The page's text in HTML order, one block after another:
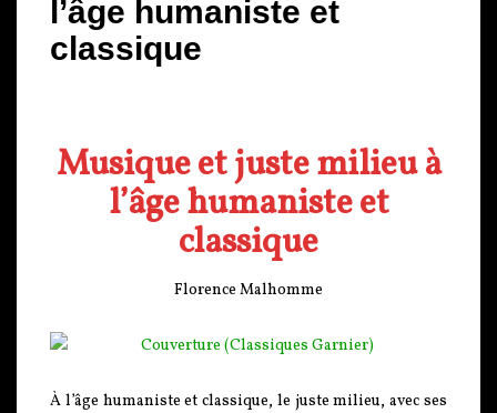
l’âge humaniste et
classique
Musique et juste milieu à
l’âge humaniste et
classique
Florence Malhomme
À l’âge humaniste et classique, le juste milieu, avec ses